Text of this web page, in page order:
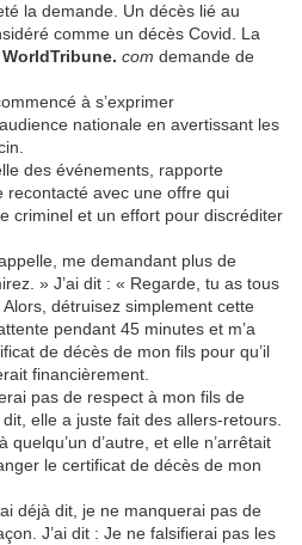
la demande. Un décès lié au
comme un décès Covid. La
WorldTribune. com demande de
à s’exprimer
nationale en avertissant les
des événements, rapporte
recontacté avec une offre qui
criminel et un effort pour discréditer
me demandant plus de
» J’ai dit : « Regarde, tu as tous
détruisez simplement cette
pendant 45 minutes et m’a
de décès de mon fils pour qu’il
financièrement.
pas de respect à mon fils de
elle a juste fait des allers-retours.
d’autre, et elle n’arrêtait
le certificat de décès de mon
déjà dit, je ne manquerai pas de
J’ai dit : Je ne falsifierai pas les